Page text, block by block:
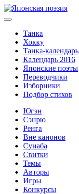
Танка
Хокку
Танка-календарь
Календарь 2016
Японские поэты
Переводчики
Изборники
Подбор стихов
Югэн
Сэнрю
Ренга
Вне канонов
Сунаба
Свитки
Темы
Авторы
Игры
Конкурсы